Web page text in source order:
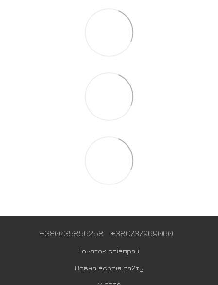
+380735856258 +380737969060
Початок співпраці
Повна версія сайту